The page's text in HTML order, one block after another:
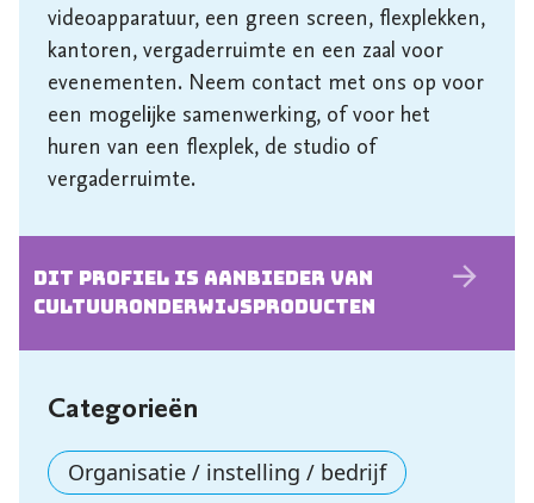
videoapparatuur, een green screen, flexplekken,
kantoren, vergaderruimte en een zaal voor
evenementen. Neem contact met ons op voor
een mogelijke samenwerking, of voor het
huren van een flexplek, de studio of
vergaderruimte.
Dit profiel is aanbieder van
cultuur­onderwijs­producten
Categorieën
Organisatie / instelling / bedrijf